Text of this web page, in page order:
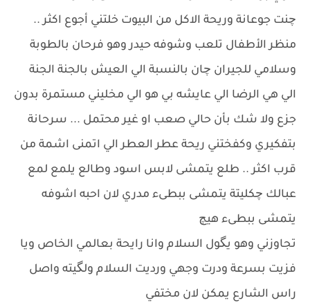
چنت جوعانة وريحة الاكل من البيوت خلتني أجوع اكثر ..
منظر الأطفال تلعب وشوفه حيدر وهو فرحان بالطوبة
وسلامي للجيران چان بالنسبة الي العيش بالجنة الجنة
الي هي الرضا الي عايشه بي هو الي مخليني مستمرة بدون
جزع ولا شك بأن حالي صعب او غير محتمل ... سرحانة
بتفكيري وكفختني ريحة عطر العطر الي اتمنى اشمة من
قرب اكثر .. طلع يتمشى لابس اسود وطالع يلمع لمع
عبالك چكليتة يتمشى ببطىء مدري لان احبه اشوفه
يتمشى ببطىء هيچ
تجاوزني وهو يگول السلام وانا رايحة بعالمي الخاص ويا
فزيت بسرعة ودرت وجهي ورديت السلام ولگيته واصل
راس الشارع يمكن لان مختفي